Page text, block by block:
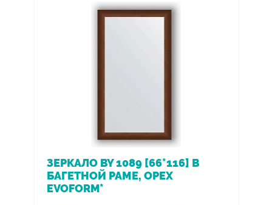
ЗЕРКАЛО BY 1089 [66*116] В
БАГЕТНОЙ РАМЕ, ОРЕХ
EVOFORM*